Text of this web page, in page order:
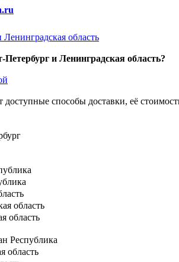
область
Петербург и Ленинградская область?
доступные способы доставки, её
область
область
Республика
область